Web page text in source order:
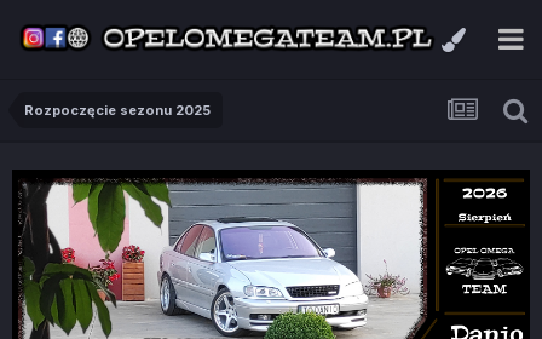
Rozpoczęcie sezonu 2025